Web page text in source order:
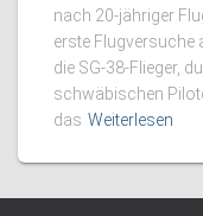
nach 20-jähriger
erste Flugversuche
die SG-38-Flieger,
schwäbischen
das Weiterlesen